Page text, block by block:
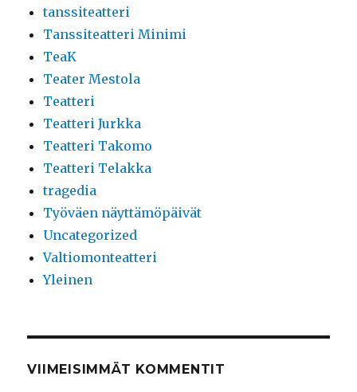
tanssiteatteri
Tanssiteatteri Minimi
TeaK
Teater Mestola
Teatteri
Teatteri Jurkka
Teatteri Takomo
Teatteri Telakka
tragedia
Työväen näyttämöpäivät
Uncategorized
Valtiomonteatteri
Yleinen
VIIMEISIMMÄT KOMMENTIT